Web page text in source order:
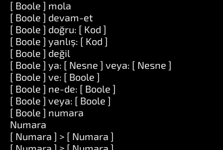
[ Boole ] mola
[ Boole ] devam-et
[ Boole ] doğru: [ Kod ]
[ Boole ] yanlış: [ Kod ]
[ Boole ] değil
[ Boole ] ya: [ Nesne ] veya: [ Nesne ]
[ Boole ] ve: [ Boole ]
[ Boole ] ne-de: [ Boole ]
[ Boole ] veya: [ Boole ]
[ Boole ] numara
Numara
[ Numara ] > [ Numara ]